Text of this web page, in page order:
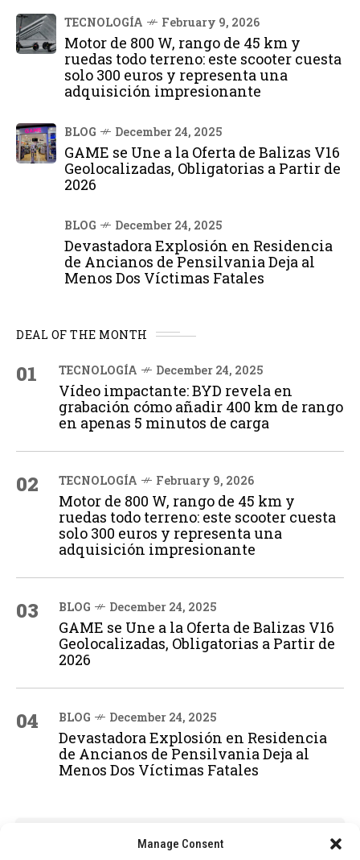
Manage Consent
TECNOLOGÍA February 9, 2026
Motor de 800 W, rango de 45 km y
ruedas todo terreno: este scooter cuesta
solo 300 euros y representa una
adquisición impresionante
BLOG December 24, 2025
GAME se Une a la Oferta de Balizas V16
Geolocalizadas, Obligatorias a Partir de
2026
BLOG December 24, 2025
Devastadora Explosión en Residencia
de Ancianos de Pensilvania Deja al
Menos Dos Víctimas Fatales
DEAL OF THE MONTH
01 TECNOLOGÍA December 24, 2025
Vídeo impactante: BYD revela en
grabación cómo añadir 400 km de rango
en apenas 5 minutos de carga
02 TECNOLOGÍA February 9, 2026
Motor de 800 W, rango de 45 km y
ruedas todo terreno: este scooter cuesta
solo 300 euros y representa una
adquisición impresionante
03 BLOG December 24, 2025
GAME se Une a la Oferta de Balizas V16
Geolocalizadas, Obligatorias a Partir de
2026
04 BLOG December 24, 2025
Devastadora Explosión en Residencia
de Ancianos de Pensilvania Deja al
Menos Dos Víctimas Fatales